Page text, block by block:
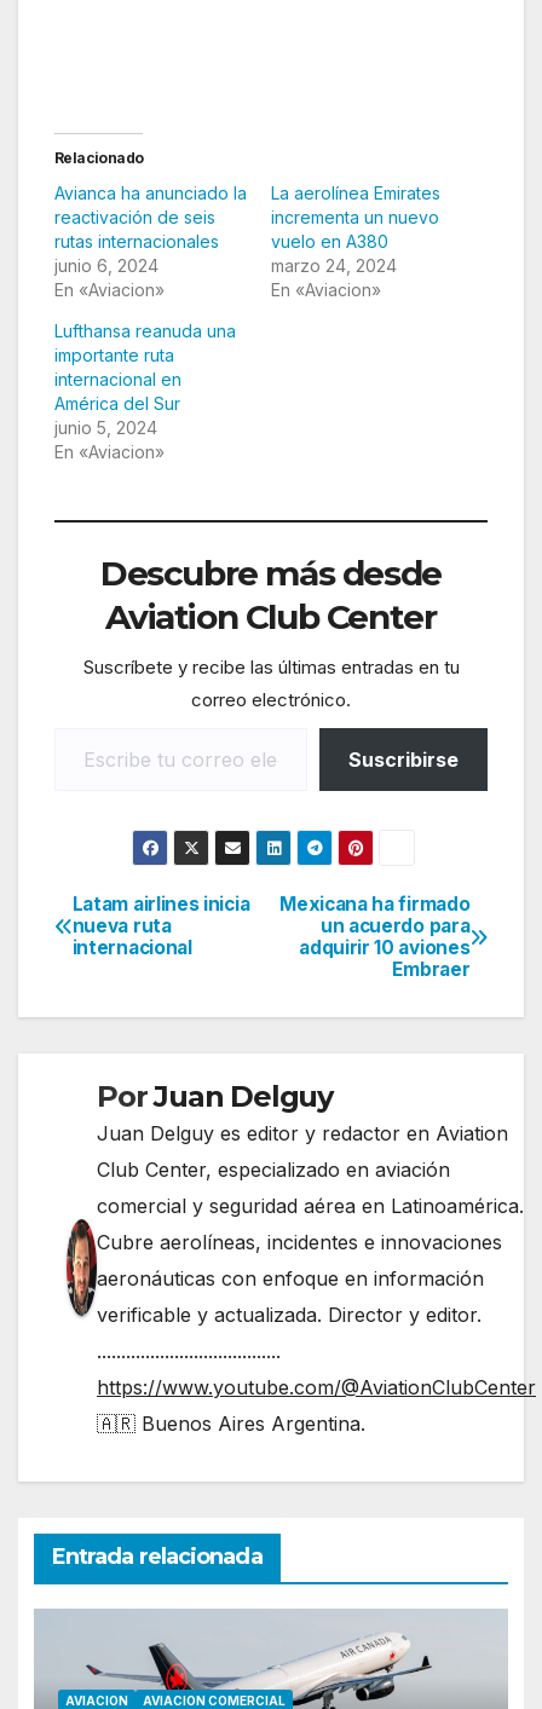
Relacionado
Avianca ha anunciado la
reactivación de seis
rutas internacionales
junio 6, 2024
En «Aviacion»
La aerolínea Emirates
incrementa un nuevo
vuelo en A380
marzo 24, 2024
En «Aviacion»
Lufthansa reanuda una
importante ruta
internacional en
América del Sur
junio 5, 2024
En «Aviacion»
Descubre más desde
Aviation Club Center
Suscríbete y recibe las últimas entradas en tu
correo electrónico.
Suscribirse
Navegación
de
entradas
Mexicana ha firmado
un acuerdo para
adquirir 10 aviones
Embraer
Latam airlines inicia
nueva ruta
internacional
PorJuan Delguy
Juan Delguy es editor y redactor en Aviation
Club Center, especializado en aviación
comercial y seguridad aérea en Latinoamérica.
Cubre aerolíneas, incidentes e innovaciones
aeronáuticas con enfoque en información
verificable y actualizada. Director y editor.
......................................
https://www.youtube.com/@AviationClubCenter
🇦🇷 Buenos Aires Argentina.
Entrada relacionada
AVIACION AVIACION COMERCIAL